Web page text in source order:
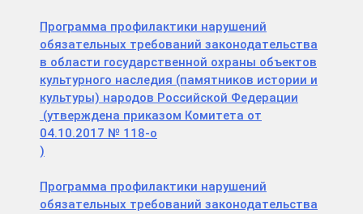
Программа профилактики нарушений
обязательных требований законодательства
в области государственной охраны объектов
культурного наследия (памятников истории и
культуры) народов Российской Федерации
(утверждена приказом Комитета от
04.10.2017 № 118-о
)
Программа профилактики нарушений
обязательных требований законодательства